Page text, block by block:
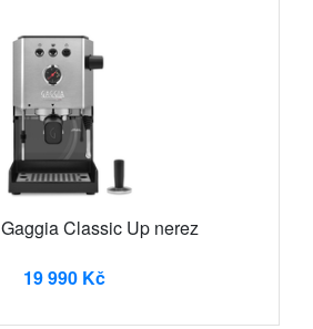
Classic Up nerez
19 990 Kč